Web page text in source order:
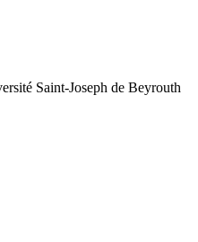
Saint-Joseph de Beyrouth